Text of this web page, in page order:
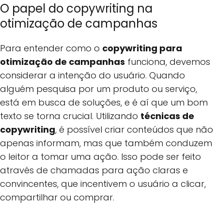
O papel do copywriting na
otimização de campanhas
Para entender como o copywriting para
otimização de campanhas funciona, devemos
considerar a intenção do usuário. Quando
alguém pesquisa por um produto ou serviço,
está em busca de soluções, e é aí que um bom
texto se torna crucial. Utilizando técnicas de
copywriting, é possível criar conteúdos que não
apenas informam, mas que também conduzem
o leitor a tomar uma ação. Isso pode ser feito
através de chamadas para ação claras e
convincentes, que incentivem o usuário a clicar,
compartilhar ou comprar.